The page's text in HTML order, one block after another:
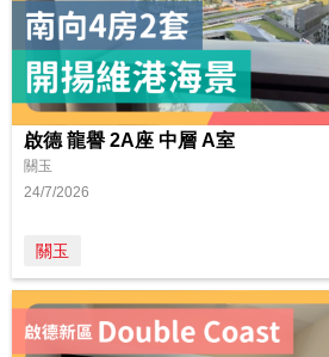
啟德 龍譽 2A座 中層 A室
關玉
24/7/2026
關玉